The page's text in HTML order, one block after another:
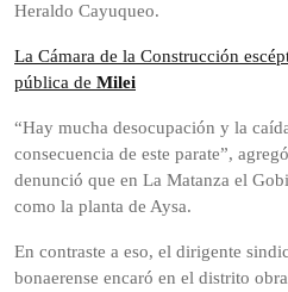
Heraldo Cayuqueo.
La Cámara de la Construcción
pública de Milei
“Hay mucha desocupación y la
consecuencia de este parate”,
denunció que en La Matanza el
como la planta de Aysa.
En contraste a eso, el dirigente
bonaerense encaró en el distrito